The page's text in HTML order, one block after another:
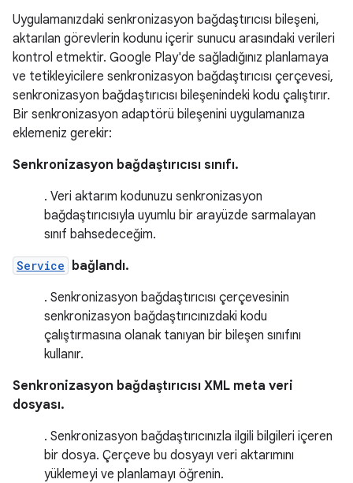
Uygulamanızdaki senkronizasyon bağdaştırıcısı bileşeni,
aktarılan görevlerin kodunu içerir sunucu arasındaki verileri
kontrol etmektir. Google Play'de sağladığınız planlamaya
ve tetikleyicilere senkronizasyon bağdaştırıcısı çerçevesi,
senkronizasyon bağdaştırıcısı bileşenindeki kodu çalıştırır.
Bir senkronizasyon adaptörü bileşenini uygulamanıza
eklemeniz gerekir:
Senkronizasyon bağdaştırıcısı sınıfı.
. Veri aktarım kodunuzu senkronizasyon
bağdaştırıcısıyla uyumlu bir arayüzde sarmalayan
sınıf bahsedeceğim.
Service bağlandı.
. Senkronizasyon bağdaştırıcısı çerçevesinin
senkronizasyon bağdaştırıcınızdaki kodu
çalıştırmasına olanak tanıyan bir bileşen sınıfını
kullanır.
Senkronizasyon bağdaştırıcısı XML meta veri
dosyası.
. Senkronizasyon bağdaştırıcınızla ilgili bilgileri içeren
bir dosya. Çerçeve bu dosyayı veri aktarımını
yüklemeyi ve planlamayı öğrenin.